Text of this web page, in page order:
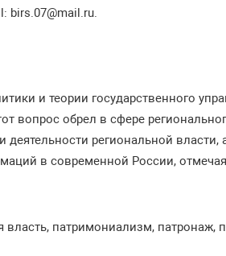
birs.07@mail.ru.
и теории государственного
вопрос обрел в сфере
региональной власти,
в современной России,
власть, патримониализм,